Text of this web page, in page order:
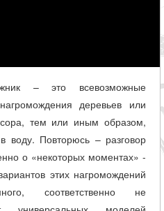
– это всевозможные
деревьев или
тем или иным образом,
воду. Повторюсь – разговор
о «некоторых моментах» -
этих нагромождений
соответственно не